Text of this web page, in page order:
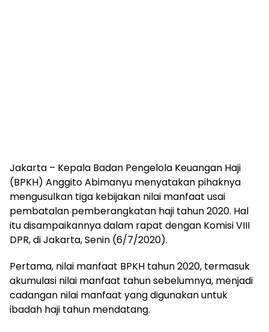
Jakarta – Kepala Badan Pengelola Keuangan Haji
(BPKH) Anggito Abimanyu menyatakan pihaknya
mengusulkan tiga kebijakan nilai manfaat usai
pembatalan pemberangkatan haji tahun 2020. Hal
itu disampaikannya dalam rapat dengan Komisi VIII
DPR, di Jakarta, Senin (6/7/2020).
Pertama, nilai manfaat BPKH tahun 2020, termasuk
akumulasi nilai manfaat tahun sebelumnya, menjadi
cadangan nilai manfaat yang digunakan untuk
ibadah haji tahun mendatang.